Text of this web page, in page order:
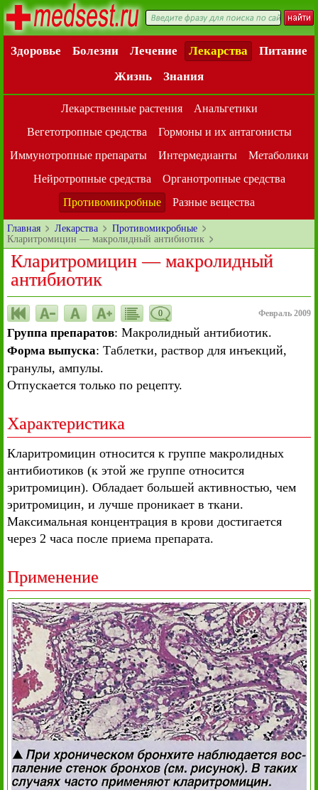
Здоровье Болезни Лечение Лекарства
Питание
Жизнь
Знания
Лекарственные растения
Анальгетики
Вегетотропные средства
Гормоны и их антагонисты
Иммунотропные препараты
Интермедианты
Метаболики
Нейротропные средства
Органотропные средства
Противомикробные
Разные вещества
Главная Лекарства
Противомикробные
Кларитромицин — макролидный антибиотик
Кларитромицин — макролидный
антибиотик
0 Февраль 2009
Группа препаратов: Макролидный антибиотик.
Форма выпуска: Таблетки, раствор для инъекций,
гранулы, ампулы.
Отпускается только по рецепту.
Характеристика
Кларитромицин относится к группе макролидных
антибиотиков (к этой же группе относится
эритромицин). Обладает большей активностью, чем
эритромицин, и лучше проникает в ткани.
Максимальная концентрация в крови достигается
через 2 часа после приема препарата.
Применение